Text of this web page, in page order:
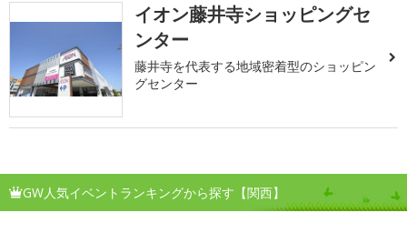
イオン藤井寺ショッピングセ
ンター
藤井寺を代表する地域密着型のショッピン
グセンター
GW人気イベントランキングから探す【関西】